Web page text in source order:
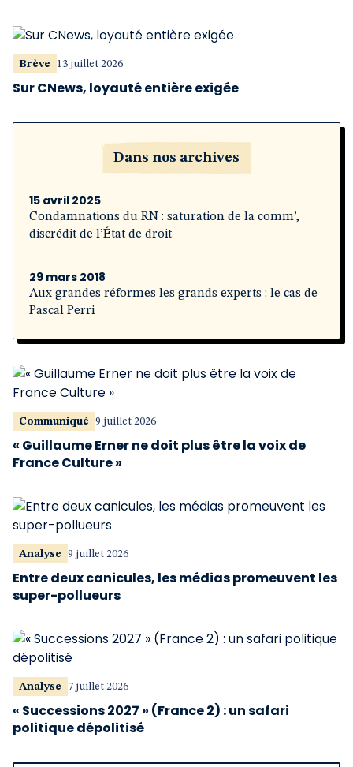
Brève 13 juillet 2026
Sur CNews, loyauté entière exigée
Dans nos archives
15 avril 2025
Condamnations du RN : saturation de la comm’,
discrédit de l’État de droit
29 mars 2018
Aux grandes réformes les grands experts : le cas de
Pascal Perri
Communiqué 9 juillet 2026
« Guillaume Erner ne doit plus être la voix de
France Culture »
Analyse 9 juillet 2026
Entre deux canicules, les médias promeuvent les
super-pollueurs
Analyse 7 juillet 2026
« Successions 2027 » (France 2) : un safari
politique dépolitisé